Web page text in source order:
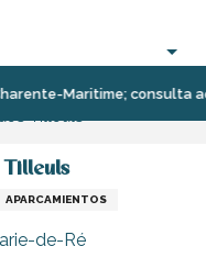
Maritime; consulta
Tiendas
Tilleuls
APARCAMIENTOS
de-Ré